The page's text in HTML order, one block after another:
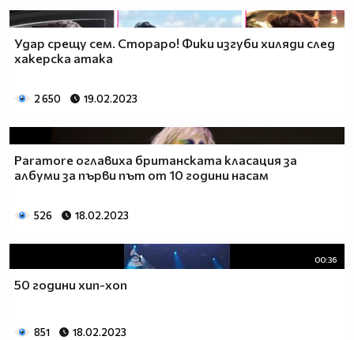
Удар срещу сем. Стораро! Фики изгуби хиляди след
хакерска атака
2 650 19.02.2023
Paramore оглавиха британската класация за
албуми за първи път от 10 години насам
526 18.02.2023
00:36
50 години хип-хоп
851 18.02.2023